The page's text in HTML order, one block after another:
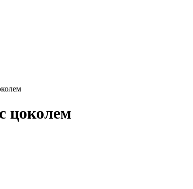
цоколем